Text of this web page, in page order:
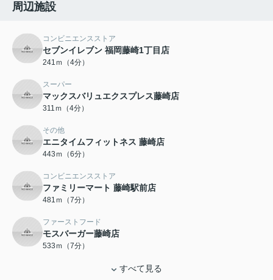
周辺施設
コンビニエンスストア
セブンイレブン 福岡藤崎1丁目店
241ｍ（4分）
スーパー
マックスバリュエクスプレス藤崎店
311ｍ（4分）
その他
エニタイムフィットネス 藤崎店
443ｍ（6分）
コンビニエンスストア
ファミリーマート 藤崎駅前店
481ｍ（7分）
ファーストフード
モスバーガー藤崎店
533ｍ（7分）
すべて見る